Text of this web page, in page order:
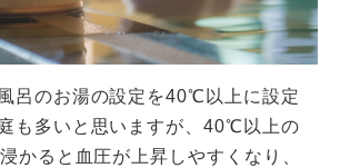
呂のお湯の設定を40℃以上に設定
も多いと思いますが、40℃以上の
かると血圧が上昇しやすくなり、